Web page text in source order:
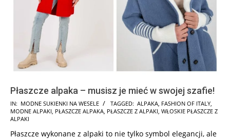
Płaszcze alpaka – musisz je mieć w swojej szafie!
2024-
07-
IN: MODNE SUKIENKI NA WESELE TAGGED: ALPAKA FASHION OF ITALY
MODNE ALPAKI PŁASZCZE ALPAKA PŁASZCZE Z ALPAKI WŁOSKIE PŁASZCZE Z
ALPAKI
Płaszcze wykonane z alpaki to nie tylko symbol elegancji, ale